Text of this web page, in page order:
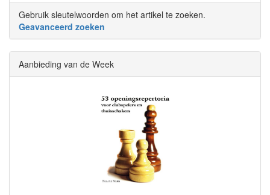
Gebruik sleutelwoorden om het artikel te zoeken.
Geavanceerd zoeken
Aanbieding van de Week